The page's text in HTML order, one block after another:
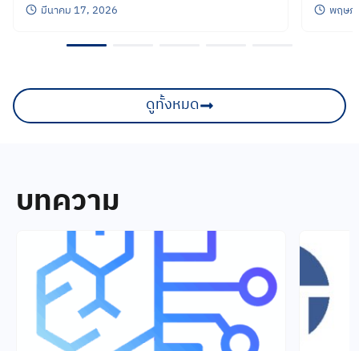
มีนาคม 17, 2026 พฤษภ
ดูทั้งหมด
บทความ